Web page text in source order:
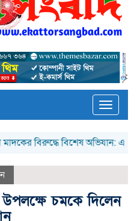
Toggle
বিরুদ্ধে বিশেষ অভিযান: একাধিক
চমকে দিলেন